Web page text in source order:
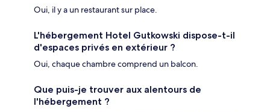
Oui, il y a un restaurant sur place.
L'hébergement Hotel Gutkowski dispose-t-il
d'espaces privés en extérieur ?
Oui, chaque chambre comprend un balcon.
Que puis-je trouver aux alentours de
l'hébergement ?